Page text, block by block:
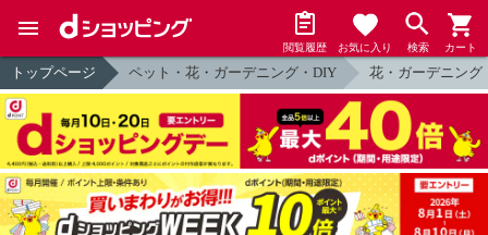
閲覧履歴 お気に入り 検索 カート
トップページ ペット・花・ガーデニング・DIY 花・ガーデニング